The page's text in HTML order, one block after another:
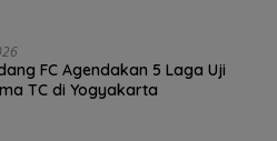
FC Agendakan 5 Laga Uji
TC di Yogyakarta